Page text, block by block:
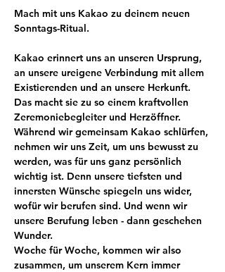
Mach mit uns Kakao zu deinem neuen
Sonntags-Ritual.
Kakao erinnert uns an unseren Ursprung,
an unsere ureigene Verbindung mit allem
Existierenden und an unsere Herkunft.
Das macht sie zu so einem kraftvollen
Zeremoniebegleiter und Herzöffner.
Während wir gemeinsam Kakao schlürfen,
nehmen wir uns Zeit, um uns bewusst zu
werden, was für uns ganz persönlich
wichtig ist. Denn unsere tiefsten und
innersten Wünsche spiegeln uns wider,
wofür wir berufen sind. Und wenn wir
unsere Berufung leben - dann geschehen
Wunder.
Woche für Woche, kommen wir also
zusammen, um unserem Kern immer